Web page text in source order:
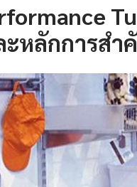
หลักการสำ